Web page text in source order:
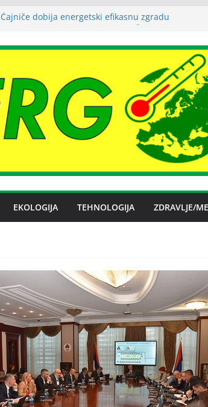
Čajniče dobija energetski efikasnu zgradu
Srbija: Snabdevanje električnom energijom stabilno
Petrović: Republika Srpska nema problema sa
snabdijevanjem električnom energijom
Janafu produžena licenca OFAK-a, nastavlja se
nafte NIS-u
EKOLOGIJA TEHNOLOGIJA ZDRAVLJE/